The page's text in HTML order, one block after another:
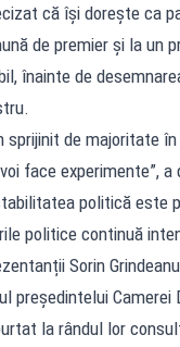
că își dorește ca
de premier și la un
înainte de
sprijinit de majoritate
face experimente”,
politică este
politice continuă
Sorin
președintelui Camerei
la rândul lor